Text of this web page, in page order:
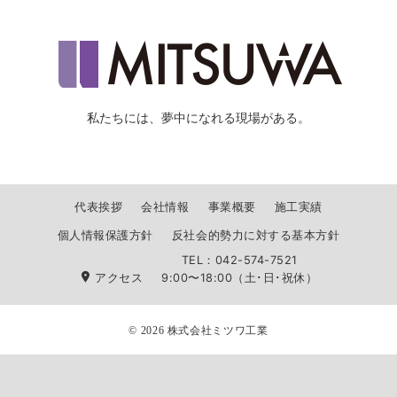
私たちには、夢中になれる現場がある。
代表挨拶 会社情報 事業概要 施工実績
個人情報保護方針 反社会的勢力に対する基本方針
アクセス
TEL：042-574-7521
9:00〜18:00（土･日･祝休）
© 2026 株式会社ミツワ工業